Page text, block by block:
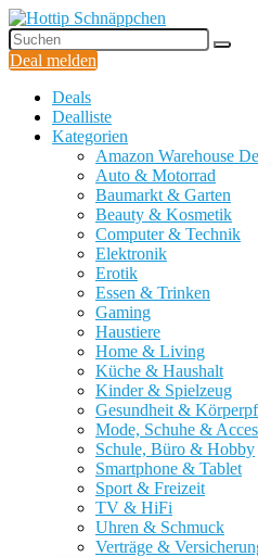
Deal melden
Deals
Dealliste
Kategorien
Amazon Warehouse
Auto & Motorrad
Baumarkt & Garten
Beauty & Kosmetik
Computer & Technik
Elektronik
Erotik
Essen & Trinken
Gaming
Haustiere
Home & Living
Küche & Haushalt
Kinder & Spielzeug
Gesundheit &
Mode, Schuhe &
Schule, Büro & Hobby
Smartphone & Tablet
Sport & Freizeit
TV & HiFi
Uhren & Schmuck
Verträge &